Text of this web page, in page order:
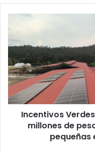
Incentivos
Verdes
impulsan
inversión
de
14.5
millones
de
pesos
energía
Incentivos
millones de
pequeñas